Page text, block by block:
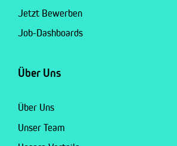
Jetzt Bewerben
Job-Dashboards
Über Uns
Über Uns
Unser Team